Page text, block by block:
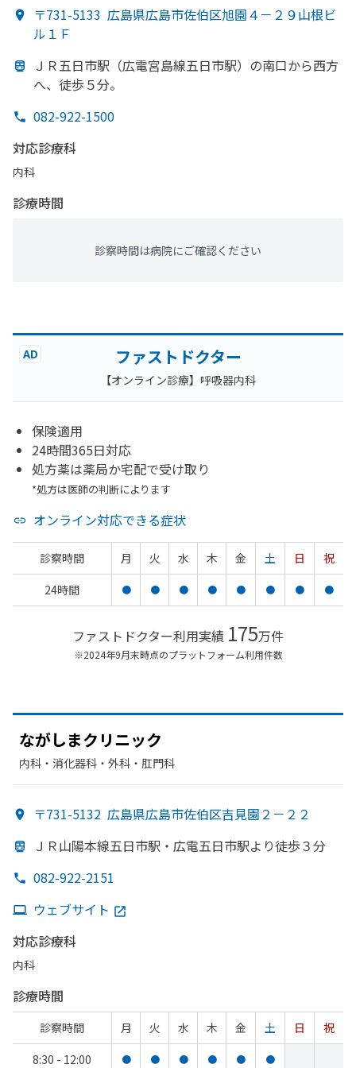
〒731-5133 広島県広島市佐伯区旭園４－２９山根ビ
ル１Ｆ
ＪＲ五日市駅 （広電宮島線五日市駅）の南口から西方
へ、 徒歩５分。
082-922-1500
対応診療科
内科
診療時間
診察時間は病院にご確認ください
AD ファストドクター
【オンライン診療】呼吸器内科
保険適用
24時間365日対応
処方薬は薬局か宅配で受け取り
*処方は医師の判断によります
オンライン対応できる症状
診察時間 月 火 水 木 金 土 日
祝
24時間
● ● ● ● ● ● ● ●
ファストドクター利用実績 175万件
※2024年9月末時点のプラットフォーム利用件数
ながしまクリニック
内科・​消化器科・​外科・​肛門科
〒731-5132 広島県広島市佐伯区吉見園２－２２
ＪＲ山陽本線五日市駅・ 広電五日市駅より徒歩３分
082-922-2151
ウェブサイト
対応診療科
内科
診療時間
診察時間 月 火 水 木 金 土 日
祝
8:30 - 12:00
● ● ● ● ● ●